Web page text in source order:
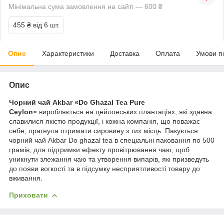
Мінімальна сума замовлення на сайті — 600 ₴
455 ₴ від 6 шт.
Опис Характеристики Доставка Оплата Умови
Опис
Чорний чай Akbar «Do Ghazal Tea Pure
Ceylon» виробляється на цейлонських плантаціях, які здавна
славилися якістю продукції, і кожна компанія, що поважає
себе, прагнула отримати сировину з тих місць. Пакується
чорний чай Akbar Do ghazal tea в спеціальні паковання по 500
грамів, для підтримки ефекту провітрювання чаю, щоб
уникнути злежання чаю та утворення випарів, які призведуть
до появи вогкості та в підсумку несприятливості товару до
вживання.
Приховати